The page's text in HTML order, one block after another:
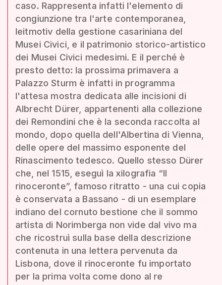
caso. Rappresenta infatti l'elemento di
congiunzione tra l'arte contemporanea,
leitmotiv della gestione casariniana del
Musei Civici, e il patrimonio storico-artistico
dei Musei Civici medesimi. E il perché è
presto detto: la prossima primavera a
Palazzo Sturm è infatti in programma
l'attesa mostra dedicata alle incisioni di
Albrecht Dürer, appartenenti alla collezione
dei Remondini che è la seconda raccolta al
mondo, dopo quella dell'Albertina di Vienna,
delle opere del massimo esponente del
Rinascimento tedesco. Quello stesso Dürer
che, nel 1515, eseguì la xilografia “Il
rinoceronte”, famoso ritratto - una cui copia
è conservata a Bassano - di un esemplare
indiano del cornuto bestione che il sommo
artista di Norimberga non vide dal vivo ma
che ricostruì sulla base della descrizione
contenuta in una lettera pervenuta da
Lisbona, dove il rinoceronte fu importato
per la prima volta come dono al re